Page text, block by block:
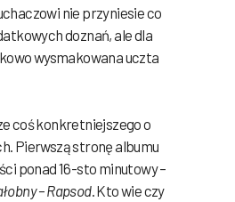
nie przyniesie co
doznań, ale dla
wysmakowana uczta
coś konkretniejszego o
Pierwszą stronę albumu
ponad 16-sto minutowy –
– Rapsod. Kto wie czy